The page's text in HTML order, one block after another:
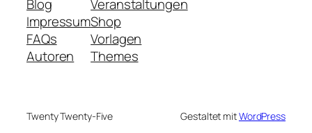
Blog
Impressum
FAQs
Autoren
Veranstaltungen
Shop
Vorlagen
Themes
Twenty Twenty-Five Gestaltet mitWordPress